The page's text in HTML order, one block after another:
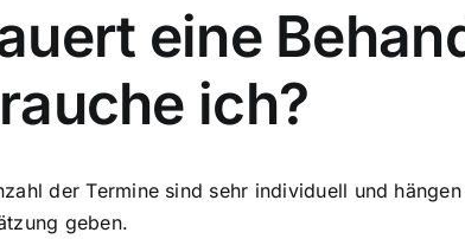
eine
ich?
der Termine sind sehr individuell und
geben.